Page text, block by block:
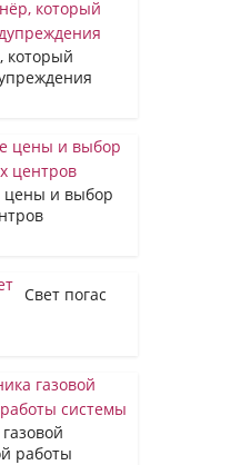
который
и выбор
Свет погас
работы